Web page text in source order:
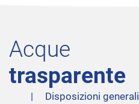
Acque
trasparente
Disposizioni generali